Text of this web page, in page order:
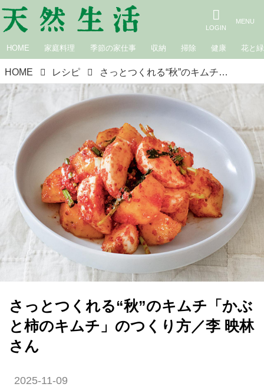
HOME 家庭料理 季節の家仕事 収納 掃除 健康 花と緑
HOME レシピ さっとつくれる“秋”のキムチ「かぶと柿のキムチ」のつくり方／李 映林さん
さっとつくれる“秋”のキムチ「かぶ
と柿のキムチ」のつくり方／李 映林
さん
2025-11-09